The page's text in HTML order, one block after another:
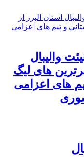
والیبال
های لیگ
های اعزامی